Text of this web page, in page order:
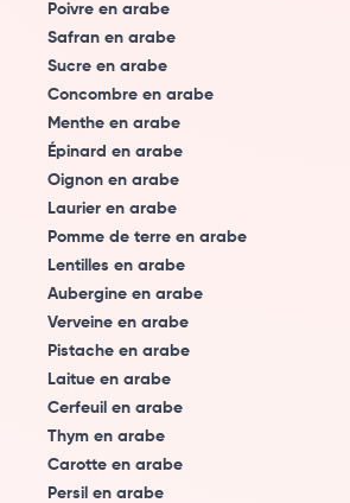
Poivre en arabe
Safran en arabe
Sucre en arabe
Concombre en arabe
Menthe en arabe
Épinard en arabe
Oignon en arabe
Laurier en arabe
Pomme de terre en arabe
Lentilles en arabe
Aubergine en arabe
Verveine en arabe
Pistache en arabe
Laitue en arabe
Cerfeuil en arabe
Thym en arabe
Carotte en arabe
Persil en arabe